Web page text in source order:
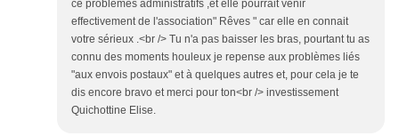
ce problèmes administratifs ,et elle pourrait venir
effectivement de l'association" Rêves " car elle en connait
votre sérieux .<br /> Tu n'a pas baisser les bras, pourtant tu as
connu des moments houleux je repense aux problèmes liés
"aux envois postaux" et à quelques autres et, pour cela je te
dis encore bravo et merci pour ton<br /> investissement
Quichottine Elise.